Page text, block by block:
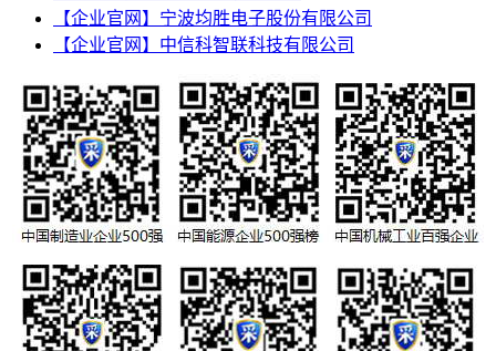
【企业官网】宁波均胜电子股份有限公司
【企业官网】中信科智联科技有限公司